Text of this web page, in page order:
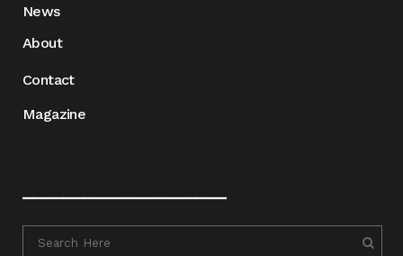
News
About
Contact
Magazine